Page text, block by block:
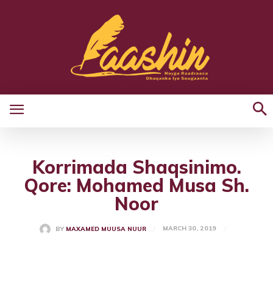
Korrimada Shaqsinimo.
Qore: Mohamed Musa Sh.
Noor
BY MAXAMED MUUSA NUUR MARCH 30, 2019